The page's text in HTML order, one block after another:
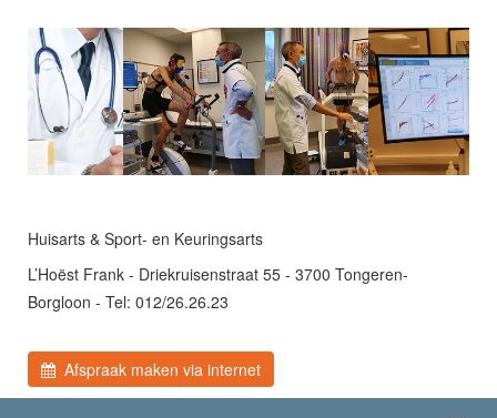
Huisarts & Sport- en Keuringsarts
L’Hoëst Frank - Driekruisenstraat 55 - 3700 Tongeren-
Borgloon - Tel: 012/26.26.23
Afspraak maken via internet